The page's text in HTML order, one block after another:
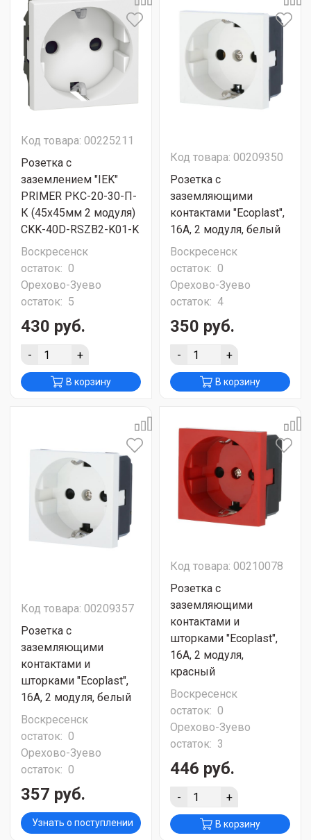
Код товара: 00225211
Розетка с
заземлением "IEK"
PRIMER РКС-20-30-П-
К (45х45мм 2 модуля)
CKK-40D-RSZB2-K01-K
Воскресенск
остаток: 0
Орехово-Зуево
остаток: 5
430 руб.
- +
В корзину
Код товара: 00209350
Розетка с
заземляющими
контактами "Ecoplast",
16А, 2 модуля, белый
Воскресенск
остаток: 0
Орехово-Зуево
остаток: 4
350 руб.
- +
В корзину
Код товара: 00209357
Розетка с
заземляющими
контактами и
шторками "Ecoplast",
16А, 2 модуля, белый
Воскресенск
остаток: 0
Орехово-Зуево
остаток: 0
357 руб.
Узнать о поступлении
Код товара: 00210078
Розетка с
заземляющими
контактами и
шторками "Ecoplast",
16А, 2 модуля,
красный
Воскресенск
остаток: 0
Орехово-Зуево
остаток: 3
446 руб.
- +
В корзину